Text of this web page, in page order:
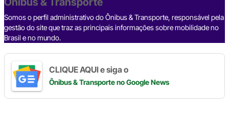
k
Somos o perfil administrativo do Ônibus & Transporte, responsável pela
gestão do site que traz as principais informações sobre mobilidade no
Brasil e no mundo.
CLIQUE AQUI e siga o
Ônibus & Transporteno Google News